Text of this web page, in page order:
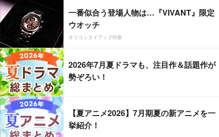
一番似合う登場人物は…『VIVANT』限定
ウオッチ
オリコンタイアップ特集
2026年7月夏ドラマも、注目作＆話題作が
勢ぞろい！
【夏アニメ2026】7月期夏の新アニメを一
挙紹介！